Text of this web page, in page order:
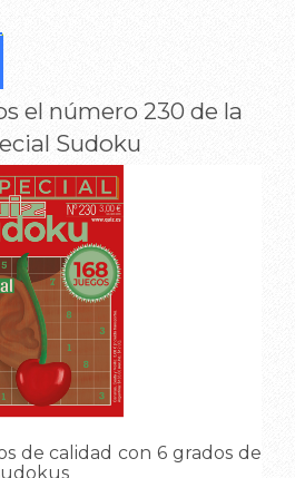
el número 230 de la
Sudoku
de calidad con 6 grados de